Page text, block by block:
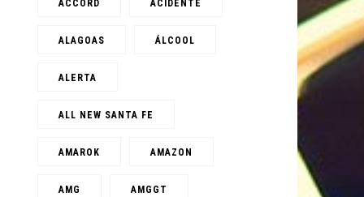
ACCORD ACIDENTE
ALAGOAS ÁLCOOL
ALERTA
ALL NEW SANTA FE
AMAROK AMAZON
AMG AMGGT